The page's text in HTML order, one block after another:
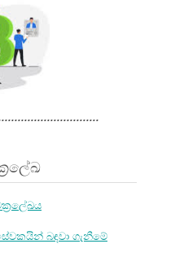
බඳවා ගැනීමේ